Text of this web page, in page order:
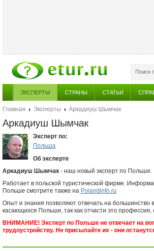
Поиск
ЭКСПЕРТЫ СТРАНЫ СТАТЬИ
Главная Эксперты Аркадиуш Шымчак
Аркадиуш Шымчак
Эксперт по:
Польша
Об эксперте
Аркадиуш Шымчак - наш новый эксперт по Польше.
Работает в польской туристической фирме.
Польше смотрите также на Polandinfo.ru
Опыт и знания позволяют отвечать на большинство
касающихся Польши, так как отчасти это профессия,
ВНИМАНИЕ! Эксперт по Польше не отвечает на
трудоустройству. Не присылайте их - они